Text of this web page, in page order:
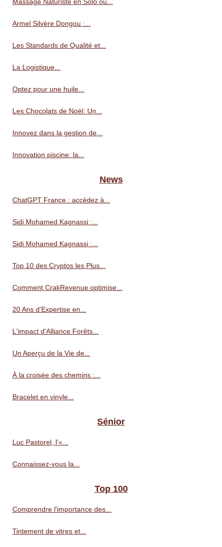
Massage Naturiste en Solo ou...
Armel Silvère Dongou :...
Les Standards de Qualité et...
La Logistique...
Optez pour une huile...
Les Chocolats de Noël: Un...
Innovez dans la gestion de...
Innovation piscine: la...
News
ChatGPT France : accédez à...
Sidi Mohamed Kagnassi :...
Sidi Mohamed Kagnassi :...
Top 10 des Cryptos les Plus...
Comment CrakRevenue optimise...
20 Ans d'Expertise en...
L'impact d'Alliance Forêts...
Un Aperçu de la Vie de...
À la croisée des chemins :...
Bracelet en vinyle...
Sénior
Luc Pastorel, l’«...
Connaissez-vous la...
Top 100
Comprendre l'importance des...
Tintement de vitres et...